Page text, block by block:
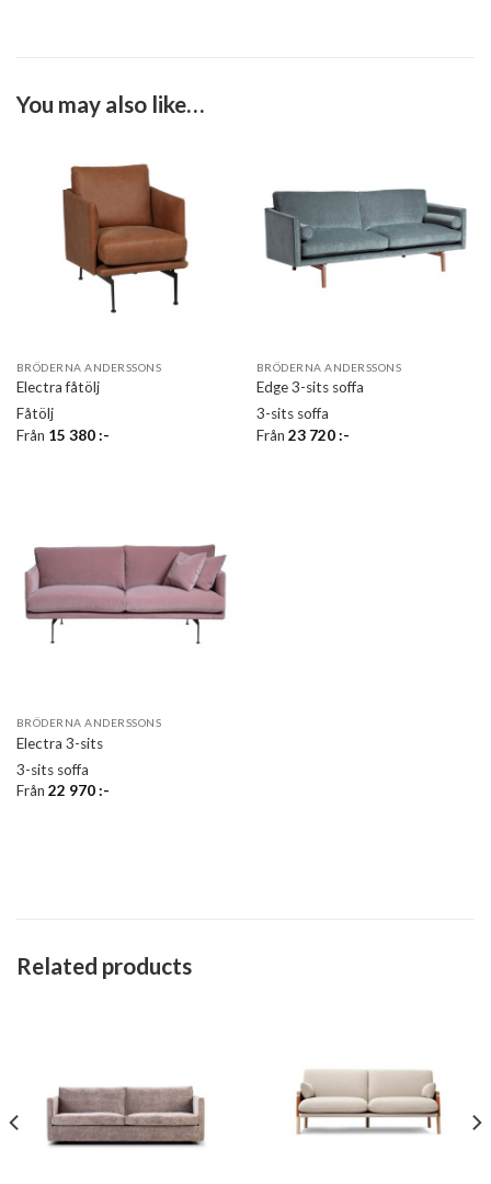
You may also like…
BRÖDERNA ANDERSSONS
Electra fåtölj
Fåtölj
Från 15 380:-
BRÖDERNA ANDERSSONS
Edge 3-sits soffa
3-sits soffa
Från 23 720:-
BRÖDERNA ANDERSSONS
Electra 3-sits
3-sits soffa
Från 22 970:-
Related products